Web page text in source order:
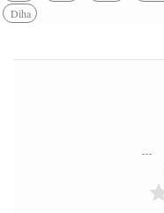
Diha